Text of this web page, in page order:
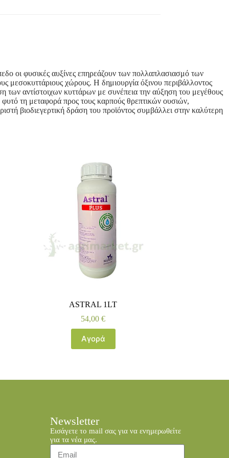
οι φυσικές αυξίνες επηρεάζουν των πολλαπλασιασμό των
μεσοκυττάριους χώρους. Η δημιουργία όξινου περιβάλλοντος
αντίστοιχων κυττάρων με συνέπεια την αύξηση του μεγέθους
τη μεταφορά προς τους καρπούς θρεπτικών ουσιών,
βιοδιεγερτική δράση του προϊόντος συμβάλλει στην καλύτερη
ASTRAL 1LT
54,00€
Αγορά
Newsletter
Εισάγετε το mail σας για να ενημερωθείτε
για τα νέα μας.